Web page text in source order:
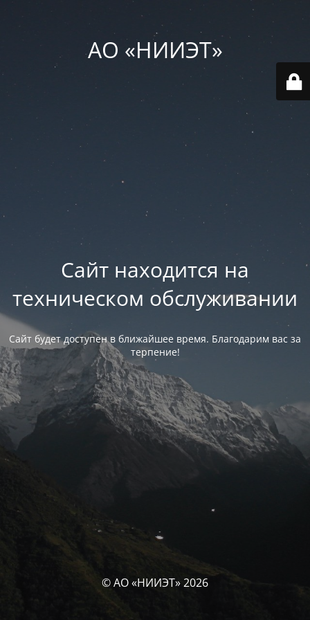
АО «НИИЭТ»
Сайт находится на
техническом обслуживании
Сайт будет доступен в ближайшее время. Благодарим вас за
терпение!
© АО «НИИЭТ» 2026